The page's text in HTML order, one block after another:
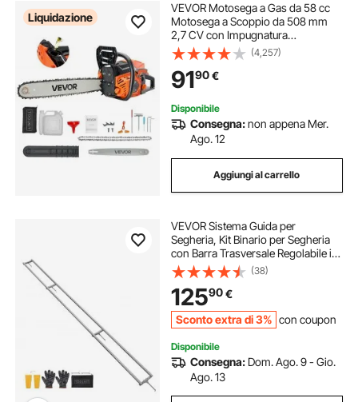
Liquidazione
VEVOR Motosega a Gas da 58 cc
Motosega a Scoppio da 508 mm
2,7 CV con Impugnatura
Antiscivolo, con Doppio Serbatoio,
per Taglio del Legno, Potatura degli
Alberi e Disboscamento, Arancione
Nero
(4,257)
9190€
Disponibile
Consegna:non appena Mer.
Ago. 12
Aggiungi al carrello
VEVOR Sistema Guida per
Segheria, Kit Binario per Segheria
con Barra Trasversale Regolabile in
Alluminio Lunghezza 3,66 m,
Sistema di Binario per Motoseghe,
2 Cunei, Kit Guida Regolabile da
Falegnami
(38)
12590€
Sconto extra di 3% con coupon
Disponibile
Consegna: Dom. Ago. 9 - Gio.
Ago. 13